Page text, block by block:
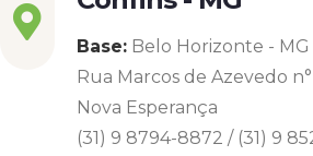
Base: Belo Horizonte - MG
Rua Marcos de Azevedo
Nova Esperança
(31) 9 8794-8872 / (31) 9